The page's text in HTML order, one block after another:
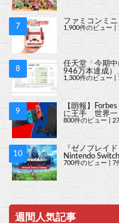
ファミコンミ
1,900件のビュー
任天堂「今期
946万本達成）
1,300件のビュー
【朗報】
に王手 世界一
800件のビュー |
『ゼノブレイ
Nintendo
700件のビュー | 7
週間人気記事